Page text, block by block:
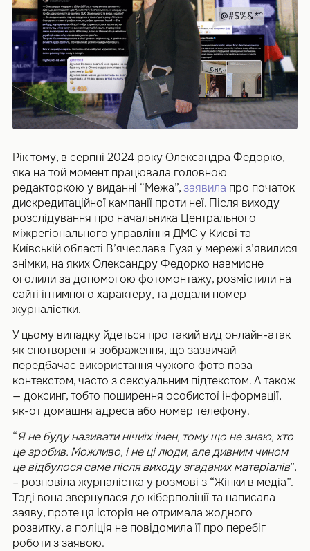
Рік тому, в серпні 2024 року Олександра Федорко,
яка на той момент працювала головною
редакторкою у виданні “Межа”, заявила про початок
дискредитаційної кампанії проти неї. Після виходу
розслідування про начальника Центрального
міжрегіонального управління ДМС у Києві та
Київській області В’ячеслава Гузя у мережі з’явилися
знімки, на яких Олександру Федорко навмисне
оголили за допомогою фотомонтажу, розмістили на
сайті інтимного характеру, та додали номер
журналістки.
У цьому випадку йдеться про такий вид онлайн-атак
як спотворення зображення, що зазвичай
передбачає використання чужого фото поза
контекстом, часто з сексуальним підтекстом. А також
— доксинг, тобто поширення особистої інформації,
як-от домашня адреса або номер телефону.
“Я не буду називати нічиїх імен, тому що не знаю, хто
це зробив. Можливо, і не ці люди, але дивним чином
це відбулося саме після виходу згаданих матеріалів”,
– розповіла журналістка у розмові з “Жінки в медіа”.
Тоді вона звернулася до кіберполіції та написала
заяву, проте ця історія не отримала жодного
розвитку, а поліція не повідомила її про перебіг
роботи з заявою.